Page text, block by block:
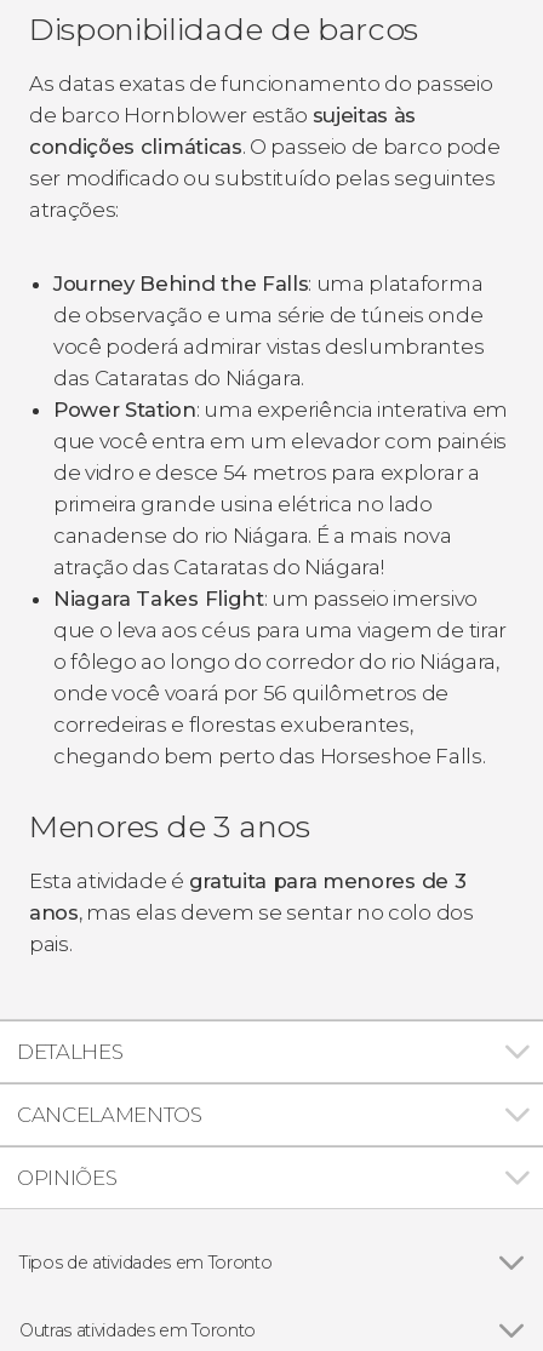
Disponibilidade de barcos
As datas exatas de funcionamento do passeio
de barco Hornblower estão sujeitas às
condições climáticas. O passeio de barco pode
ser modificado ou substituído pelas seguintes
atrações:
Journey Behind the Falls: uma plataforma
de observação e uma série de túneis onde
você poderá admirar vistas deslumbrantes
das Cataratas do Niágara.
Power Station: uma experiência interativa em
que você entra em um elevador com painéis
de vidro e desce 54 metros para explorar a
primeira grande usina elétrica no lado
canadense do rio Niágara. É a mais nova
atração das Cataratas do Niágara!
Niagara Takes Flight: um passeio imersivo
que o leva aos céus para uma viagem de tirar
o fôlego ao longo do corredor do rio Niágara,
onde você voará por 56 quilômetros de
corredeiras e florestas exuberantes,
chegando bem perto das Horseshoe Falls.
Menores de 3 anos
Esta atividade é gratuita para menores de 3
anos, mas elas devem se sentar no colo dos
pais.
DETALHES
CANCELAMENTOS
OPINIÕES
Tipos de atividades em Toronto
Gastronomia e enoturismo
Outras atividades em Toronto